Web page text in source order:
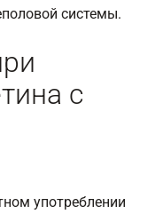
системы.
с
употреблении